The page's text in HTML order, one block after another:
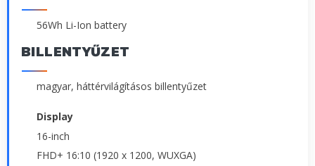
56Wh Li-Ion battery
BILLENTYŰZET
magyar, háttérvilágításos billentyűzet
Display
16-inch
FHD+ 16:10 (1920 x 1200, WUXGA)